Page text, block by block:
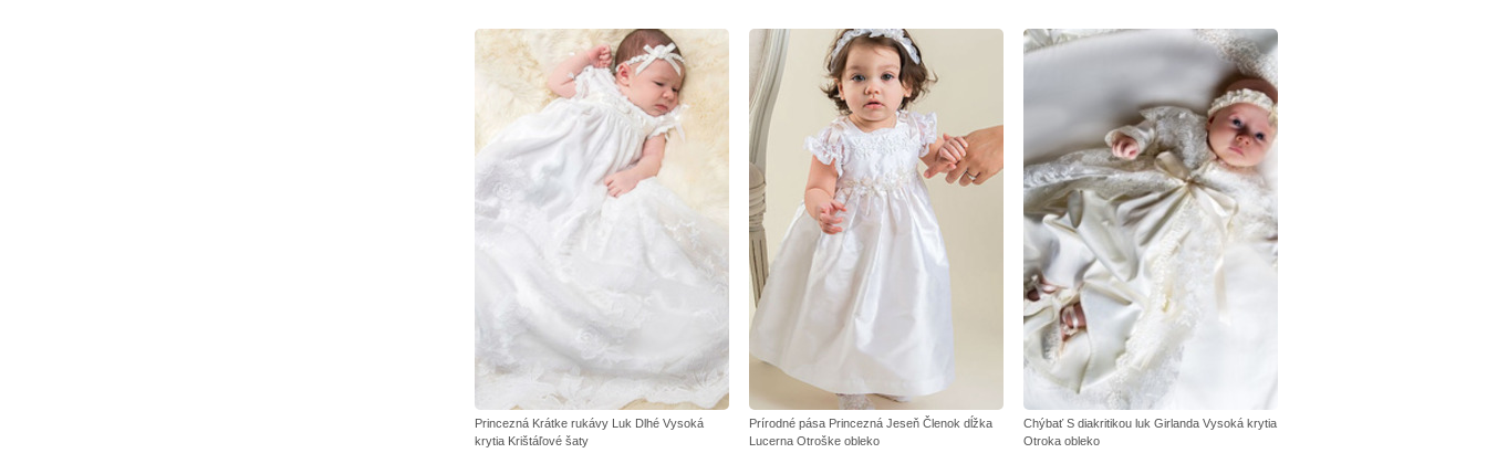
Princezná Krátke rukávy Luk Dlhé Vysoká
krytia Krištáľové šaty
Prírodné pása Princezná Jeseň Členok dĺžka
Lucerna Otroške obleko
Chýbať S diakritikou luk Girlanda Vysoká krytia
Otroka obleko